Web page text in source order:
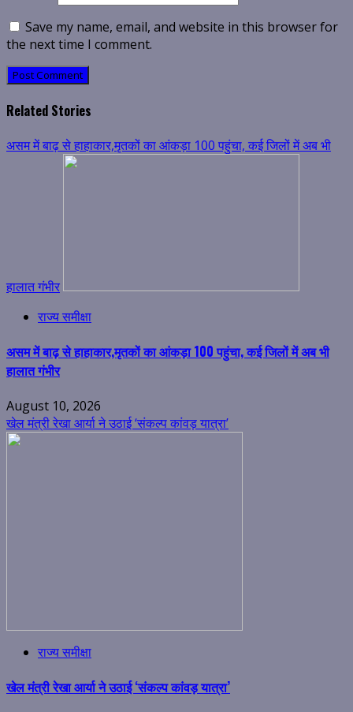
Save my name, email, and website in this browser for
the next time I comment.
Related Stories
असम में बाढ़ से हाहाकार,मृतकों का आंकड़ा 100 पहुंचा, कई जिलों में अब भी
हालात गंभीर
राज्य समीक्षा
असम में बाढ़ से हाहाकार,मृतकों का आंकड़ा 100 पहुंचा, कई जिलों में अब भी
हालात गंभीर
August 10, 2026
खेल मंत्री रेखा आर्या ने उठाई ‘संकल्प कांवड़ यात्रा’
राज्य समीक्षा
खेल मंत्री रेखा आर्या ने उठाई ‘संकल्प कांवड़ यात्रा’